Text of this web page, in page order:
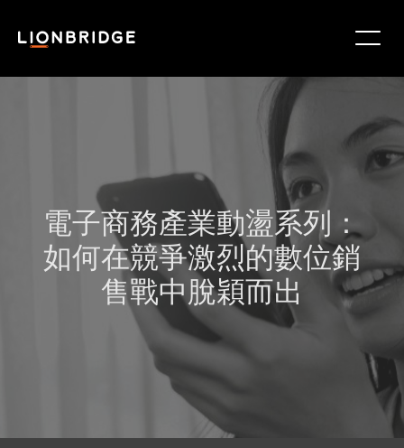
電子商務產業動盪系列：
如何在競爭激烈的數位銷
售戰中脫穎而出